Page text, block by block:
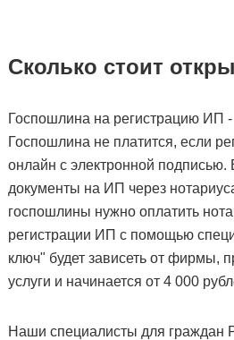
Сколько стоит
Госпошлина на регистрацию ИП -
Госпошлина не платится, если
онлайн с электронной подписью.
документы на ИП через
госпошлины нужно оплатить
регистрации ИП с помощью
ключ" будет зависеть от фирмы,
услуги и начинается от 4 000
Наши специалисты для граждан